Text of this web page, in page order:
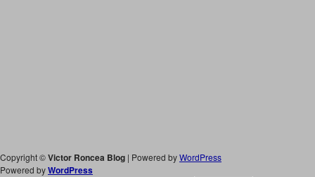
Copyright ©Victor Roncea Blog | Powered byWordPress
Powered byWordPress